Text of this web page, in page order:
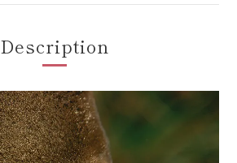
Description